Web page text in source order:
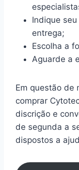
Indique
entrega;
Escolha a
Aguarde a
Em questão de
comprar
discrição e
de segunda a
dispostos a